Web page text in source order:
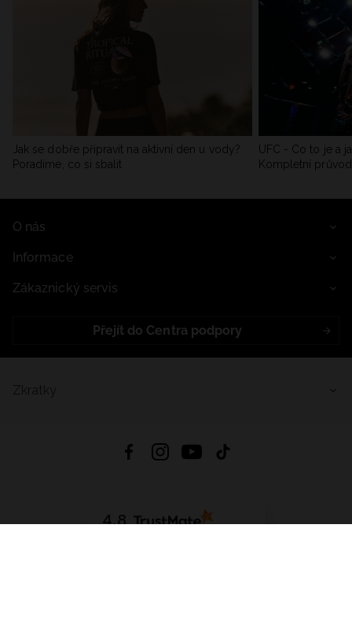
Jak se dobře připravit na aktivní den u vody?
Poradíme, co si sbalit
UFC - Co to je a
Kompletní
O nás
Informace
Zákaznický servis
Přejít do Centra podpory
4.8